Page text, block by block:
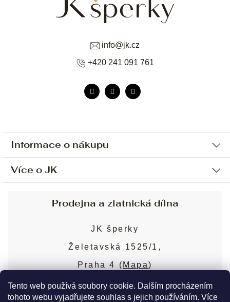
Tento web používá soubory cookie. Dalším procházením
tohoto webu vyjadřujete souhlas s jejich používáním. Více
Informace o nákupu
Ochrana osobních údajů
Sjednání osobní schůzky
Obchodní podmínky
Puncovní značky
Více o JK
Blog
Nejčastější dotazy
info@jk.cz
+420 241 091 761
Prodejna a zlatnická dílna
JK šperky
Želetavská 1525/1,
Praha 4 ( Mapa)
Více o prodejně